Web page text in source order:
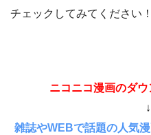
チェックしてみてください！
ニコニコ漫画のダ
雑誌やWEBで話題の人気